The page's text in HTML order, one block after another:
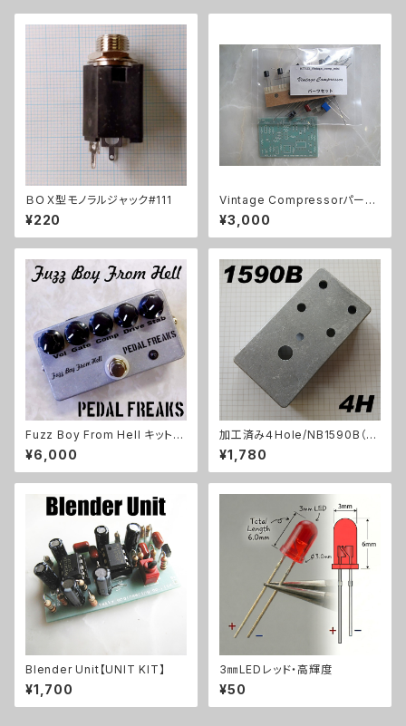
ＢＯＸ型モノラルジャック#111
¥220
Vintage Compressorパーツ
セット
¥3,000
Fuzz Boy From Hell キット
【PEDAL FREAKS】
¥6,000
加工済み４Hole/NB1590B（11
2x61x32mm）アルミダイキャス
トケース
¥1,780
Blender Unit【UNIT KIT】
¥1,700
3㎜LEDレッド・高輝度
¥50